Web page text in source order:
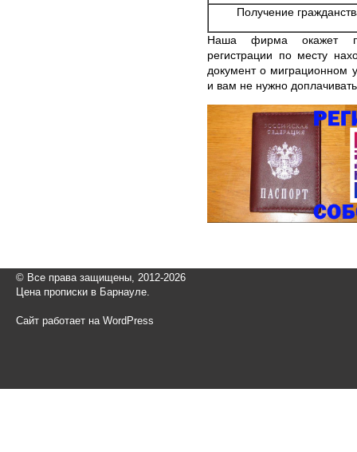
Получение
Наша фирма окажет
регистрации по месту
документ о миграционном
и вам не нужно доплачивать
© Все права защищены, 2012-2026
Цена прописки в Барнауле.
Сайт работает на WordPress